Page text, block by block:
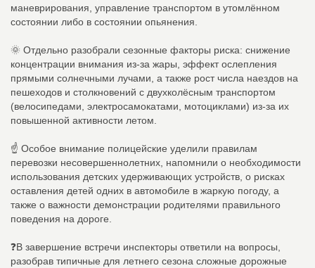
маневрирования, управление транспортом в утомлённом
состоянии либо в состоянии опьянения.
🌞 Отдельно разобрали сезонные факторы риска: снижение
концентрации внимания из‑за жары, эффект ослепления
прямыми солнечными лучами, а также рост числа наездов на
пешеходов и столкновений с двухколёсным транспортом
(велосипедами, электросамокатами, мотоциклами) из‑за их
повышенной активности летом.
☝ Особое внимание полицейские уделили правилам
перевозки несовершеннолетних, напомнили о необходимости
использования детских удерживающих устройств, о рисках
оставления детей одних в автомобиле в жаркую погоду, а
также о важности демонстрации родителями правильного
поведения на дороге.
❓В завершение встречи инспекторы ответили на вопросы,
разобрав типичные для летнего сезона сложные дорожные